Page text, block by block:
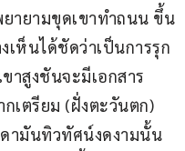
ายามขุดเขาทำถนน ขึ้น
ห็นได้ชัดว่าเป็นการรุก
าสูงชันจะมีเอกสาร
เตรียม (ฝั่งตะวันตก)
ามันทิวทัศน์งดงามนั้น